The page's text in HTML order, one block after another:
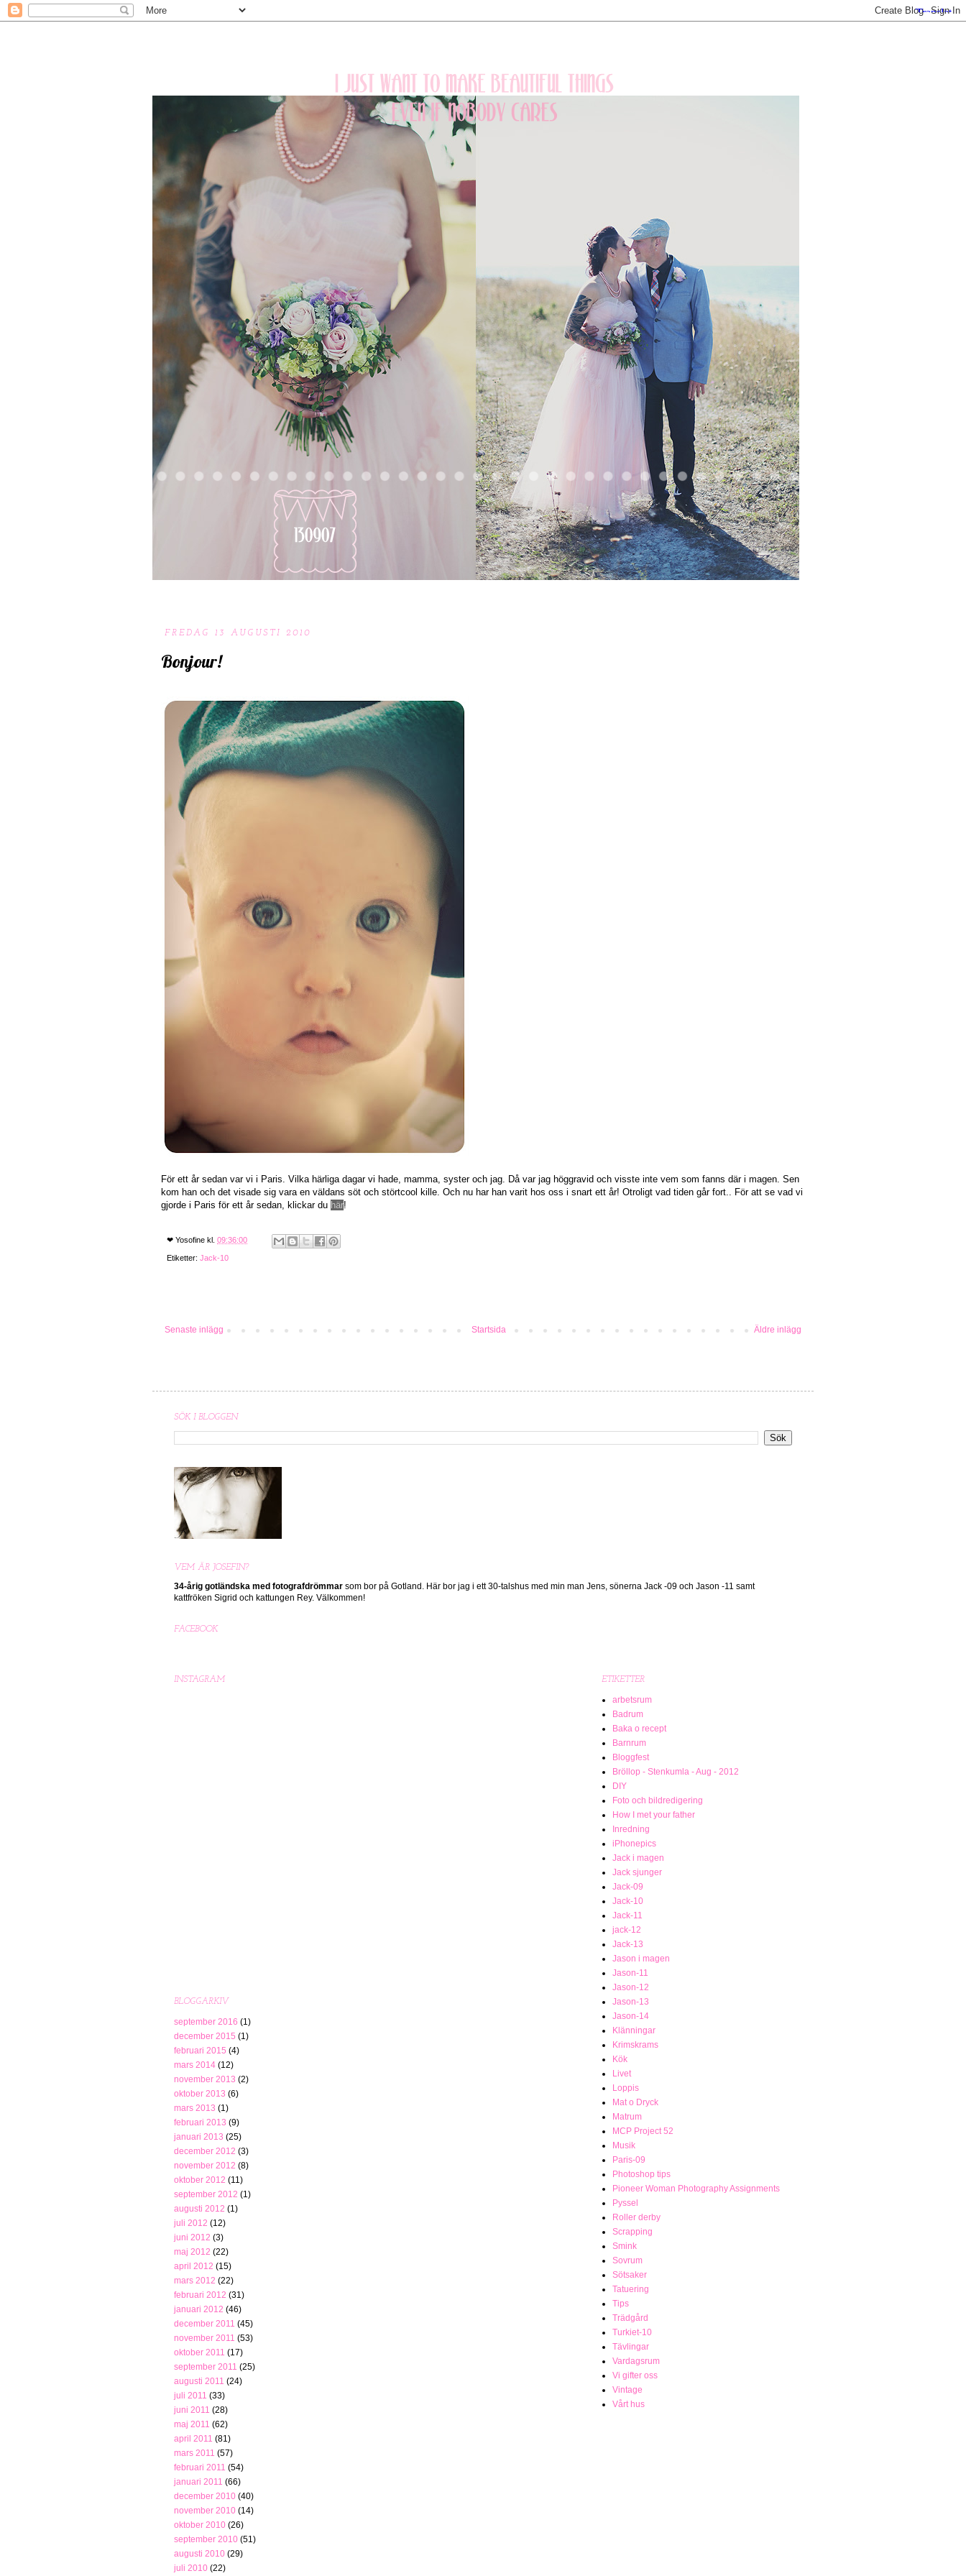
FREDAG 13 AUGUSTI 2010
Bonjour!
För ett år sedan var vi i Paris. Vilka härliga dagar vi hade, mamma, syster och jag. Då var jag höggravid och visste inte vem som fanns där i magen. Sen
kom han och det visade sig vara en väldans söt och störtcool kille. Och nu har han varit hos oss i snart ett år! Otroligt vad tiden går fort.. För att se vad vi
gjorde i Paris för ett år sedan, klickar du här!
❤ Yosofine kl. 09:36:00
Etiketter: Jack-10
Senaste inlägg Äldre inlägg
Startsida
SÖK I BLOGGEN
VEM ÄR JOSEFIN?
34-årig gotländska med fotografdrömmar som bor på Gotland. Här bor jag i ett 30-talshus med min man Jens, sönerna Jack -09 och Jason -11 samt
kattfröken Sigrid och kattungen Rey. Välkommen!
FACEBOOK
INSTAGRAM
BLOGGARKIV
september 2016 (1)
december 2015 (1)
februari 2015 (4)
mars 2014 (12)
november 2013 (2)
oktober 2013 (6)
mars 2013 (1)
februari 2013 (9)
januari 2013 (25)
december 2012 (3)
november 2012 (8)
oktober 2012 (11)
september 2012 (1)
augusti 2012 (1)
juli 2012 (12)
juni 2012 (3)
maj 2012 (22)
april 2012 (15)
mars 2012 (22)
februari 2012 (31)
januari 2012 (46)
december 2011 (45)
november 2011 (53)
oktober 2011 (17)
september 2011 (25)
augusti 2011 (24)
juli 2011 (33)
juni 2011 (28)
maj 2011 (62)
april 2011 (81)
mars 2011 (57)
februari 2011 (54)
januari 2011 (66)
december 2010 (40)
november 2010 (14)
oktober 2010 (26)
september 2010 (51)
augusti 2010 (29)
juli 2010 (22)
ETIKETTER
arbetsrum
Badrum
Baka o recept
Barnrum
Bloggfest
Bröllop - Stenkumla - Aug - 2012
DIY
Foto och bildredigering
How I met your father
Inredning
iPhonepics
Jack i magen
Jack sjunger
Jack-09
Jack-10
Jack-11
jack-12
Jack-13
Jason i magen
Jason-11
Jason-12
Jason-13
Jason-14
Klänningar
Krimskrams
Kök
Livet
Loppis
Mat o Dryck
Matrum
MCP Project 52
Musik
Paris-09
Photoshop tips
Pioneer Woman Photography Assignments
Pyssel
Roller derby
Scrapping
Smink
Sovrum
Sötsaker
Tatuering
Tips
Trädgård
Turkiet-10
Tävlingar
Vardagsrum
Vi gifter oss
Vintage
Vårt hus